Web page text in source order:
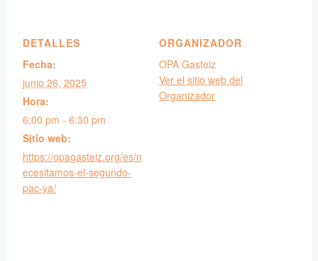
DETALLES
Fecha:
junio 26, 2025
Hora:
6:00 pm - 6:30 pm
Sitio web:
https://opagasteiz.org/es/n
ecesitamos-el-segundo-
pac-ya/
ORGANIZADOR
OPA Gasteiz
Ver el sitio web del
Organizador